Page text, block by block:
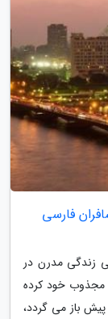
فارسی
زندگی مدرن در
مجذوب خود کرده
باز می گردد،